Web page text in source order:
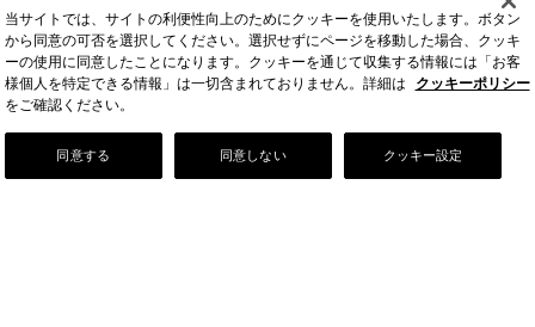
Our Story
当サイトでは、サイトの利便性向上のためにクッキーを使用いたします。ボタン
から同意の可否を選択してください。選択せずにページを移動した場合、クッキ
ーの使用に同意したことになります。クッキーを通じて収集する情報には「お客
様個人を特定できる情報」は一切含まれておりません。詳細は
クッキーポリシー
をご確認ください。
クッキー設定
同意しない
同意する